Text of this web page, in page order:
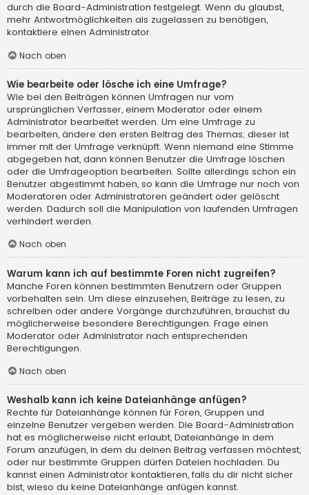
durch die Board-Administration festgelegt. Wenn du glaubst,
mehr Antwortmöglichkeiten als zugelassen zu benötigen,
kontaktiere einen Administrator.
Nach oben
Wie bearbeite oder lösche ich eine Umfrage?
Wie bei den Beiträgen können Umfragen nur vom
ursprünglichen Verfasser, einem Moderator oder einem
Administrator bearbeitet werden. Um eine Umfrage zu
bearbeiten, ändere den ersten Beitrag des Themas; dieser ist
immer mit der Umfrage verknüpft. Wenn niemand eine Stimme
abgegeben hat, dann können Benutzer die Umfrage löschen
oder die Umfrageoption bearbeiten. Sollte allerdings schon ein
Benutzer abgestimmt haben, so kann die Umfrage nur noch von
Moderatoren oder Administratoren geändert oder gelöscht
werden. Dadurch soll die Manipulation von laufenden Umfragen
verhindert werden.
Nach oben
Warum kann ich auf bestimmte Foren nicht zugreifen?
Manche Foren können bestimmten Benutzern oder Gruppen
vorbehalten sein. Um diese einzusehen, Beiträge zu lesen, zu
schreiben oder andere Vorgänge durchzuführen, brauchst du
möglicherweise besondere Berechtigungen. Frage einen
Moderator oder Administrator nach entsprechenden
Berechtigungen.
Nach oben
Weshalb kann ich keine Dateianhänge anfügen?
Rechte für Dateianhänge können für Foren, Gruppen und
einzelne Benutzer vergeben werden. Die Board-Administration
hat es möglicherweise nicht erlaubt, Dateianhänge in dem
Forum anzufügen, in dem du deinen Beitrag verfassen möchtest,
oder nur bestimmte Gruppen dürfen Dateien hochladen. Du
kannst einen Administrator kontaktieren, falls du dir nicht sicher
bist, wieso du keine Dateianhänge anfügen kannst.